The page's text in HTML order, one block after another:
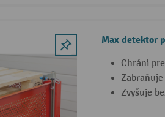
Max detektor
Chráni
Zvyšuje